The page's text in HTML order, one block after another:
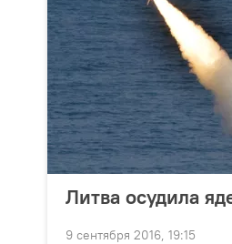
Литва осудила
9 сентября 2016, 19:15